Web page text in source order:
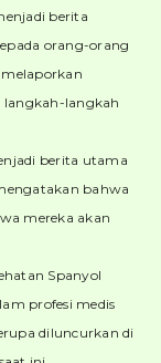
berita
orang-orang
langkah-langkah
berita utama
bahwa
mereka akan
Spanyol
profesi medis
diluncurkan di